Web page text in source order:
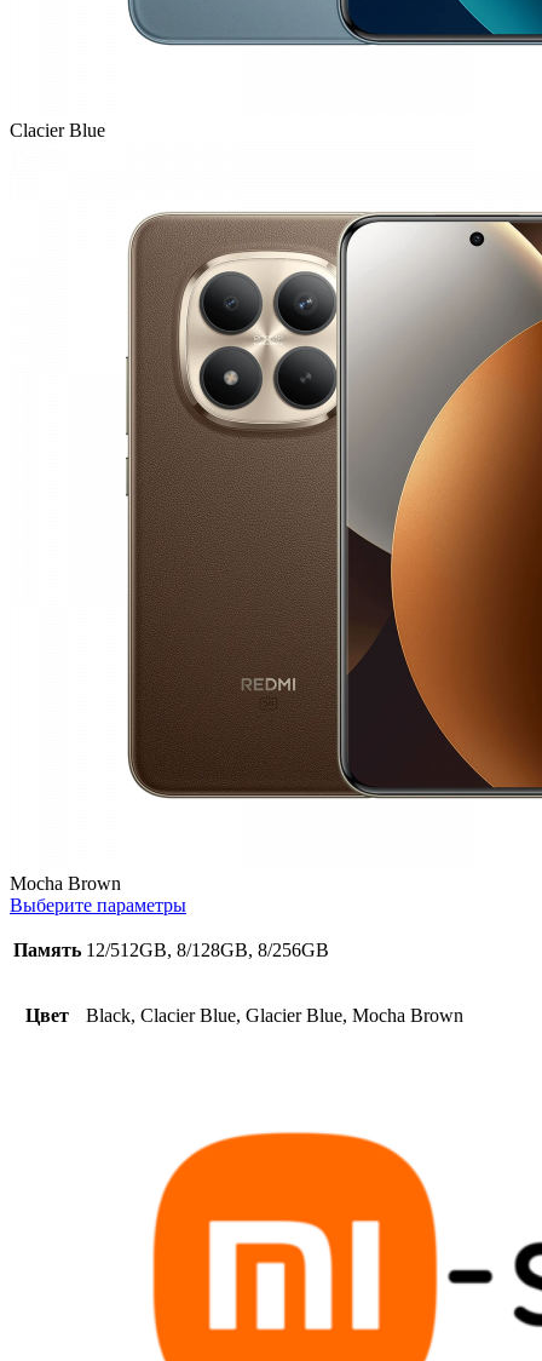
Clacier Blue
Mocha Brown
Выберите параметры
Память 12/512GB, 8/128GB, 8/256GB
Цвет Black, Clacier Blue, Glacier Blue, Mocha Brown